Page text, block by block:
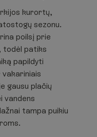
kurortų,
sezonu.
poilsį prie
todėl patiks
papildyti
gausu plačių
vandens
tampa puikiu